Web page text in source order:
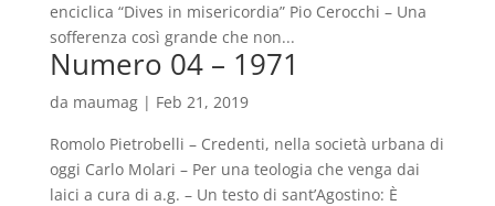
enciclica “Dives in misericordia” Pio Cerocchi – Una
sofferenza così grande che non...
Numero 04 – 1971
da maumag| Feb 21, 2019
Romolo Pietrobelli – Credenti, nella società urbana di
oggi Carlo Molari – Per una teologia che venga dai
laici a cura di a.g. – Un testo di sant’Agostino: È